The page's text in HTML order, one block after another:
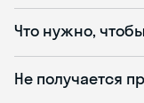
Что нужно,
Не получается